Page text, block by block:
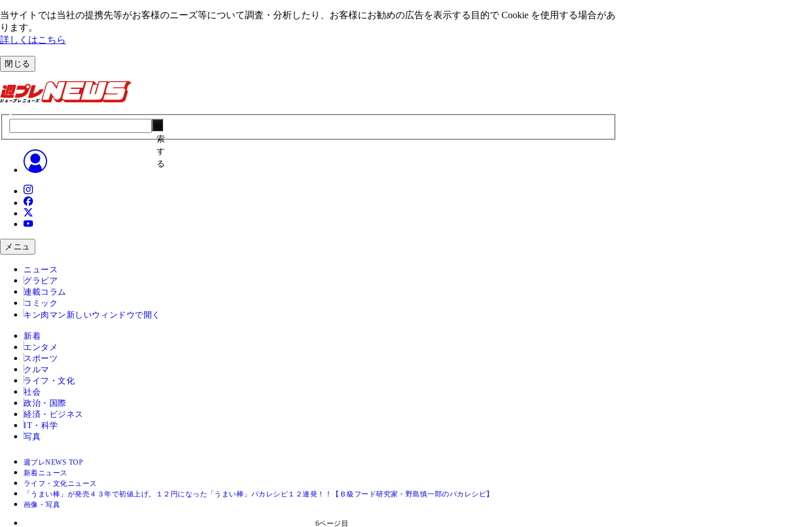
当サイトでは当社の提携先等がお客様のニーズ等について調査・分析したり、お客様にお勧めの広告を表⽰する⽬的で Cookie を使⽤する場合があ
ります。
詳しくはこちら
閉じる
索
す
る
メニュ
ニュース
グラビア
連載コラム
コミック
キン肉マン 新しいウィンドウで開く
新着
エンタメ
スポーツ
クルマ
ライフ・文化
社会
政治・国際
経済・ビジネス
IT・科学
写真
週プレNEWS TOP
新着ニュース
ライフ・文化ニュース
「うまい棒」が発売４３年で初値上げ。１２円になった「うまい棒」バカレシピ１２連発！！【Ｂ級フード研究家・野島慎一郎のバカレシピ】
画像・写真
6ページ目